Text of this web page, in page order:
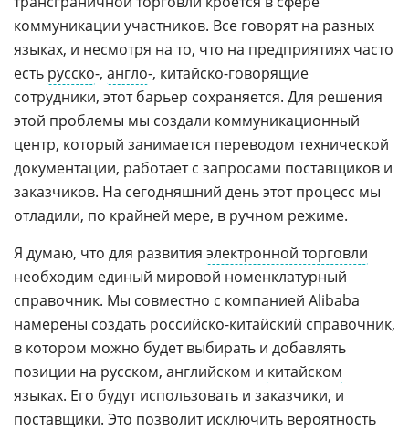
коммуникации участников. Все говорят на разных
языках, и несмотря на то, что на предприятиях часто
есть русско-, англо-, китайско-говорящие
сотрудники, этот барьер сохраняется. Для решения
этой проблемы мы создали коммуникационный
центр, который занимается переводом технической
документации, работает с запросами поставщиков и
заказчиков. На сегодняшний день этот процесс мы
отладили, по крайней мере, в ручном режиме.
Я думаю, что для развития электронной торговли
необходим единый мировой номенклатурный
справочник. Мы совместно с компанией Alibaba
намерены создать российско-китайский справочник,
в котором можно будет выбирать и добавлять
позиции на русском, английском и китайском
языках. Его будут использовать и заказчики, и
поставщики. Это позволит исключить вероятность